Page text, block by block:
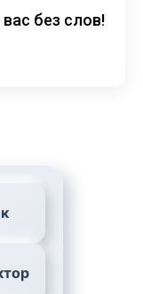
без слов!